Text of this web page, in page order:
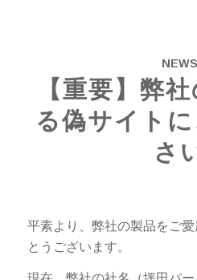
NEWS
【重要】弊
る偽サイト
さ
平素より、弊社の製品をご
とうございます。